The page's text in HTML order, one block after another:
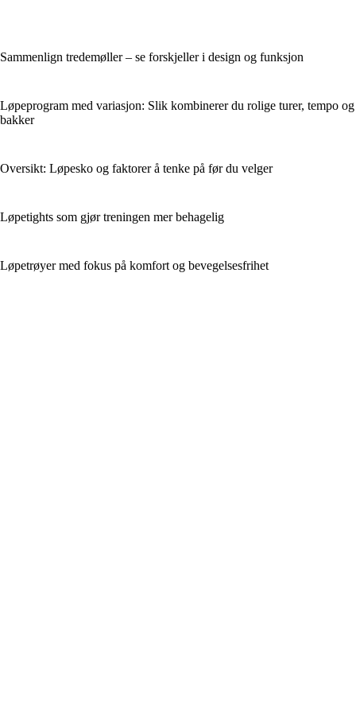
Sammenlign tredemøller – se forskjeller i design og funksjon
Løpeprogram med variasjon: Slik kombinerer du rolige turer, tempo og
bakker
Oversikt: Løpesko og faktorer å tenke på før du velger
Løpetights som gjør treningen mer behagelig
Løpetrøyer med fokus på komfort og bevegelsesfrihet